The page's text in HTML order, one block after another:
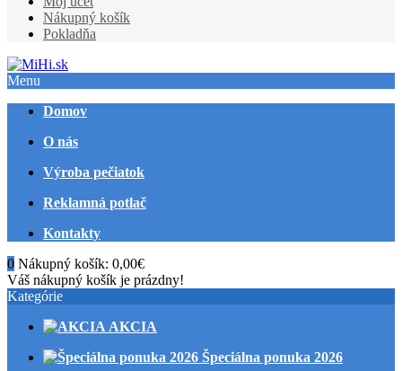
Nákupný košík
Pokladňa
Menu
Domov
O nás
Výroba pečiatok
Reklamná potlač
Kontakty
0 Nákupný košík: 0,00€
Váš nákupný košík je prázdny!
Kategórie
AKCIA
Špeciálna ponuka 2026